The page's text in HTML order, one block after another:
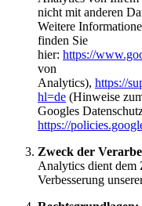
nicht mit anderen
Weitere
finden Sie
hier: https://
von
Analytics), https://
hl=de (Hinweise
Googles
https://
Zweck der
Analytics dient dem
Verbesserung